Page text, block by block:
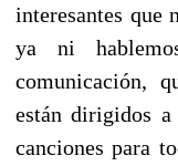
interesantes que
ya ni
comunicación,
están dirigidos
canciones para